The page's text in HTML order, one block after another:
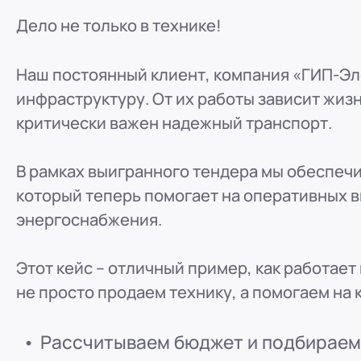
ООО "ПР-Лизинг"
Россия
8 (800) 250-25-31 (вн. 220)
mail@pr-liz.ru8
ООО "ПР-Лизинг"
Россия
Кемерово
8 (800) 250-25-31 (вн. 129)
mail@pr-liz.ru
8
ООО "ПР-Лизинг"
Россия
Красноярск
8 (800) 250-25-31 (вн. 240)
mail@pr-liz.ru
ООО "ПР-Лизинг"
Россия
Иркутск
8 (800) 250-25-31 (вн. 153)
mail@pr-liz.ru
ООО "ПР-Лизинг"
Россия
ул. Есенина, 1Б
8 (800) 250-25-31 (вн. 153)mail@pr-liz.ru8
Дело не только в технике!
Наш постоянный клиент, компания «ГИП-
инфраструктуру. От их работы зависит
критически важен надежный транспорт.
В рамках выигранного тендера мы
который теперь помогает на оперативных
энергоснабжения.
Этот кейс – отличный пример, как
не просто продаем технику, а помогаем на
Рассчитываем бюджет и